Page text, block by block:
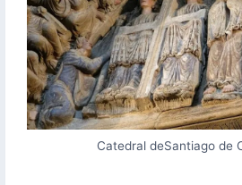
Catedral deSantiago de